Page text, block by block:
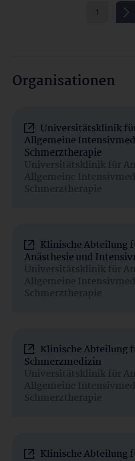
1
Organisationen
Universitätsklinik
Allgemeine
Schmerztherapie
Universitätsklinik für
Allgemeine
Schmerztherapie
Klinische Abteilung
Anästhesie und
Universitätsklinik für
Allgemeine
Schmerztherapie
Klinische Abteilung
Schmerzmedizin
Universitätsklinik für
Allgemeine
Schmerztherapie
Klinische Abteilung